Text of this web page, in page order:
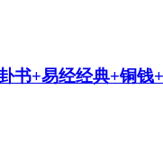
书+易经经典+铜钱